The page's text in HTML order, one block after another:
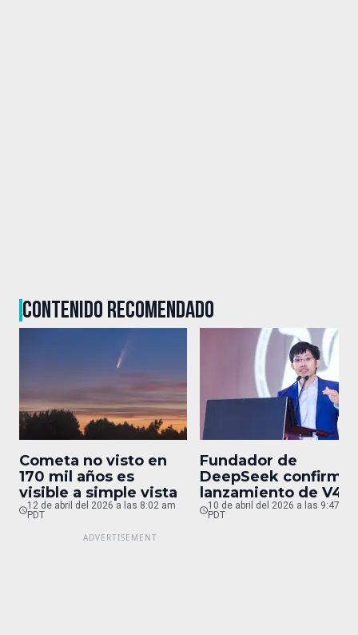
CONTENIDO RECOMENDADO
Cometa no visto en
170 mil años es
visible a simple vista
12 de abril del 2026 a las 8:02 am
PDT
Fundador de
DeepSeek confirma
lanzamiento de V4
para finales de abril
10 de abril del 2026 a las 9:47 pm
PDT